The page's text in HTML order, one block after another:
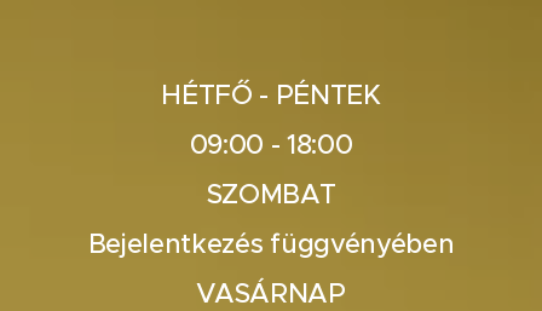
HÉTFŐ - PÉNTEK
09:00 - 18:00
SZOMBAT
Bejelentkezés függvényében
VASÁRNAP